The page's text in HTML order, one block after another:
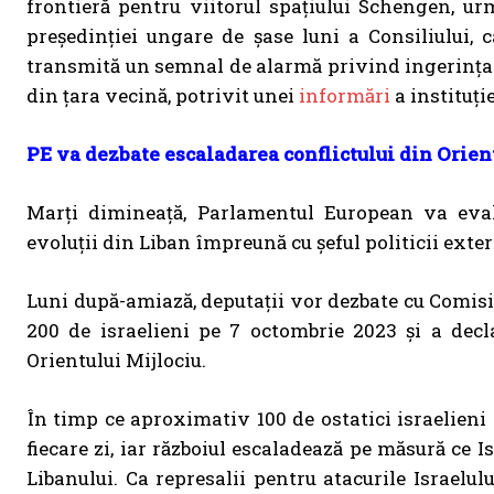
frontieră pentru viitorul spațiului Schengen,
președinției ungare de șase luni a
transmită un semnal de alarmă privind
din țara vecină, potrivit unei informări a
PE va dezbate escaladarea conflictului din
Marți dimineață, Parlamentul European va
evoluții din Liban împreună cu șeful politicii
Luni după-amiază, deputații vor dezbate cu
200 de israelieni pe 7 octombrie 2023 și a
Orientului Mijlociu.
În timp ce aproximativ 100 de ostatici
fiecare zi, iar războiul escaladează pe măsură
Libanului. Ca represalii pentru atacurile